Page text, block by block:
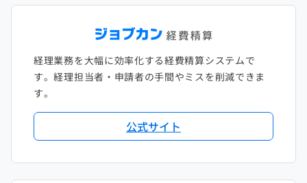
経理業務を大幅に効率化する経費精算システムで
す。経理担当者・申請者の手間やミスを削減できま
す。
公式サイト